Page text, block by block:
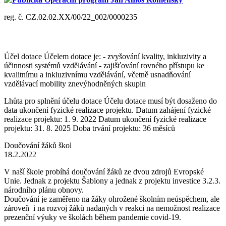
reg. č. CZ.02.02.XX/00/22_002/0000235
Účel dotace Účelem dotace je: - zvyšování kvality, inkluzivity a
účinnosti systémů vzdělávání - zajišťování rovného přístupu ke
kvalitnímu a inkluzivnímu vzdělávání, včetně usnadňování
vzdělávací mobility znevýhodněných skupin
Lhůta pro splnění účelu dotace Účelu dotace musí být dosaženo do
data ukončení fyzické realizace projektu. Datum zahájení fyzické
realizace projektu: 1. 9. 2022 Datum ukončení fyzické realizace
projektu: 31. 8. 2025 Doba trvání projektu: 36 měsíců
Doučování žáků škol
18.2.2022
V naší škole probíhá doučování žáků ze dvou zdrojů Evropské
Unie. Jednak z projektu Šablony a jednak z projektu investice 3.2.3.
národního plánu obnovy.
Doučování je zaměřeno na žáky ohrožené školním neúspěchem, ale
zároveň i na rozvoj žáků nadaných v reakci na nemožnost realizace
prezenční výuky ve školách během pandemie covid-19.